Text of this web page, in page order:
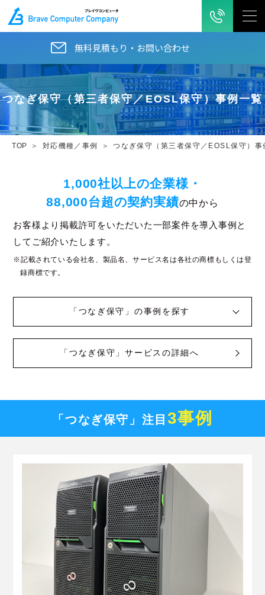
無料見積もり・お問い合わせ
つなぎ保守（第三者保守／EOSL保守）事例一覧
TOP 対応機種／事例 つなぎ保守（第三者保守／EOSL保守）事
1,000社以上の企業様・
88,000台超の契約実績の中から
お客様より掲載許可をいただいた一部案件を導入事例と
してご紹介いたします。
※記載されている会社名、製品名、サービス名は各社の商標もしくは登
録商標です。
「つなぎ保守」の事例を探す
「つなぎ保守」サービスの詳細へ
「つなぎ保守」注目 3事例